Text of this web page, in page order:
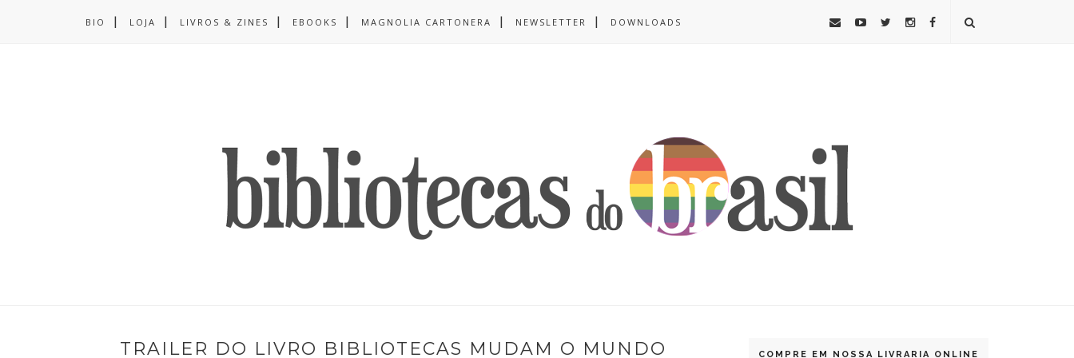
BIO LOJA LIVROS & ZINES EBOOKS MAGNOLIA CARTONERA NEWSLETTER DOWNLOADS
TRAILER DO LIVRO BIBLIOTECAS MUDAM O MUNDO COMPRE EM NOSSA LIVRARIA ONLINE